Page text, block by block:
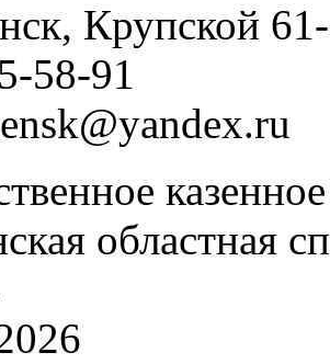
Крупской
58-91
областная